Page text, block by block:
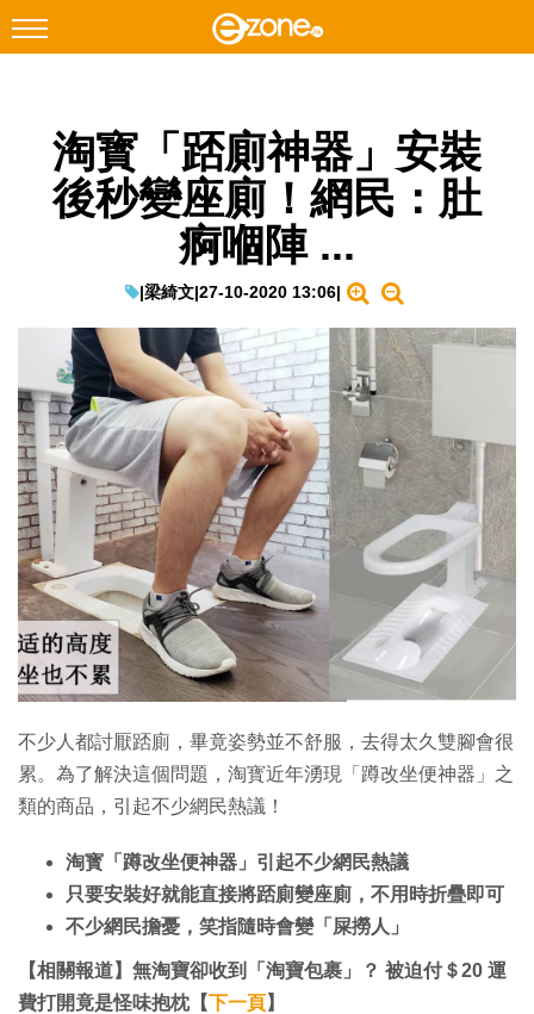
Facebook Instagram
科技焦點
教學評測
EduTech
IT Times
生成式AI與雲端應用
Enterprise Digital Transformation
特集
淘寳「踎廁神器」安裝
後秒變座廁！網民：肚
痾嗰陣 ...
|梁綺文|27-10-2020 13:06|
不少人都討厭踎廁，畢竟姿勢並不舒服，去得太久雙腳會很
累。為了解決這個問題，淘寳近年湧現「蹲改坐便神器」之
類的商品，引起不少網民熱議！
淘寳「蹲改坐便神器」引起不少網民熱議
只要安裝好就能直接將踎廁變座廁，不用時折疊即可
不少網民擔憂，笑指隨時會變「屎撈人」
【相關報道】無淘寶卻收到「淘寶包裹」？ 被迫付＄20 運
費打開竟是怪味抱枕【下一頁】